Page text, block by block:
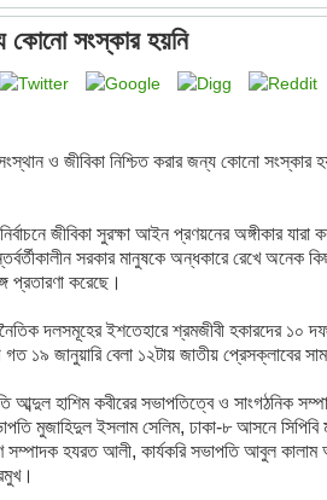
কোনো সংস্কার হয়নি
ও জীবিকা নিশ্চিত করার জন্য কোনো সংস্কার
জীবিকা সুরক্ষা আইন প্রণয়নের অঙ্গীকার যারা
সরকার মানুষকে অন্ধকারে রেখে অনেক
প্রতারণা করেছে।
দলসমূহের ইশতেহারে শ্রমজীবী হকারদের ১০
গত ১৯ জানুয়ারি বেলা ১২টায় জাতীয় প্রেসক্লাবের
আব্দুল হাশিম কবীরের সভাপতিত্বে ও সাংগঠনিক
মুজাহিদুল ইসলাম সেলিম, ঢাকা-৮ আসনে সিপিবি
সম্পাদক হযরত আলী, কার্যকরি সভাপতি আবুল